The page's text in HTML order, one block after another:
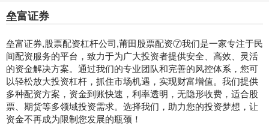
垒富证券
垒富证券,股票配资杠杆公司,莆田股票配资⑦我们是一家专注于民
间配资服务的平台，致力于为广大投资者提供安全、高效、灵活
的资金解决方案。通过我们的专业团队和完善的风控体系，您可
以轻松放大投资杠杆，抓住市场机遇，实现财富增值。我们提供
多种配资方案，资金到账快速，利率透明，无隐形收费，适合股
票、期货等多领域投资需求。选择我们，助力您的投资梦想，让
资金不再成为限制您发展的瓶颈！